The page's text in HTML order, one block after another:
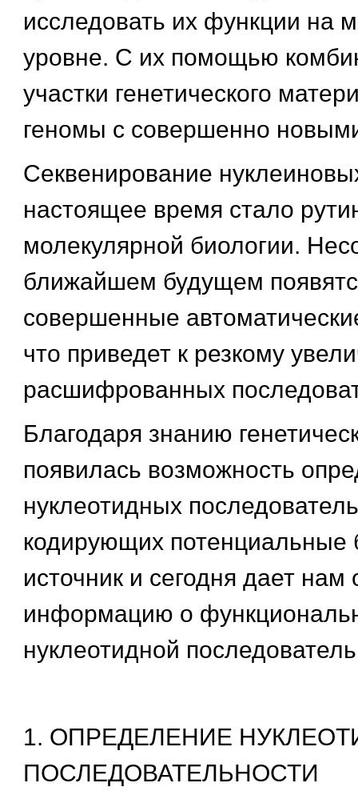
исследовать их функции на
уровне. С их помощью
участки генетического
геномы с совершенно
Секвенирование
настоящее время стало
молекулярной биологии.
ближайшем будущем
совершенные
что приведет к резкому
расшифрованных
Благодаря знанию
появилась возможность
нуклеотидных
кодирующих потенциальные
источник и сегодня дает нам
информацию о
нуклеотидной
1. ОПРЕДЕЛЕНИЕ
ПОСЛЕДОВАТЕЛЬНОСТИ